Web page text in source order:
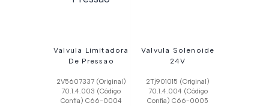
Valvula Limitadora
De Pressao
2V5607337 (Original)
70.1.4.003 (Código
Confia) C66-0004
Valvula Solenoide
24V
2Tj901015 (Original)
70.1.4.004 (Código
Confia) C66-0005